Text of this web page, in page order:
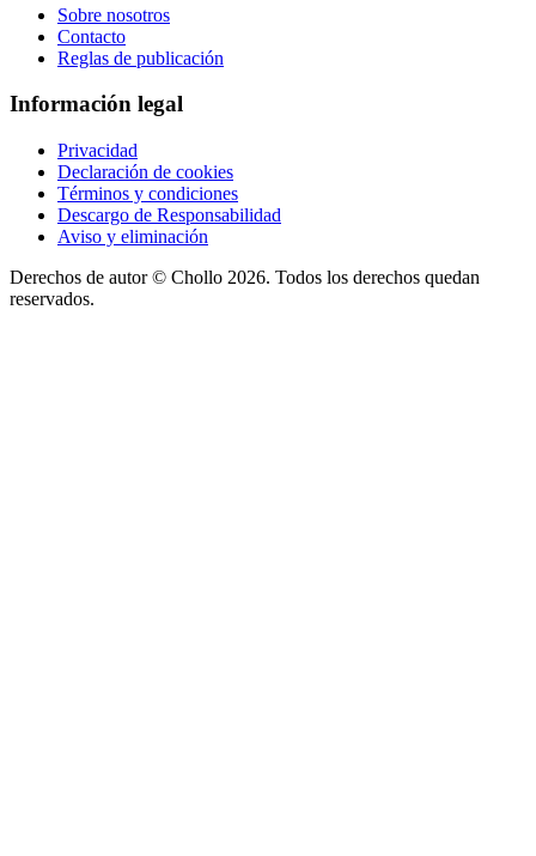
Sobre nosotros
Contacto
Reglas de publicación
Información legal
Privacidad
Declaración de cookies
Términos y condiciones
Descargo de Responsabilidad
Aviso y eliminación
Derechos de autor © Chollo 2026. Todos los derechos quedan
reservados.